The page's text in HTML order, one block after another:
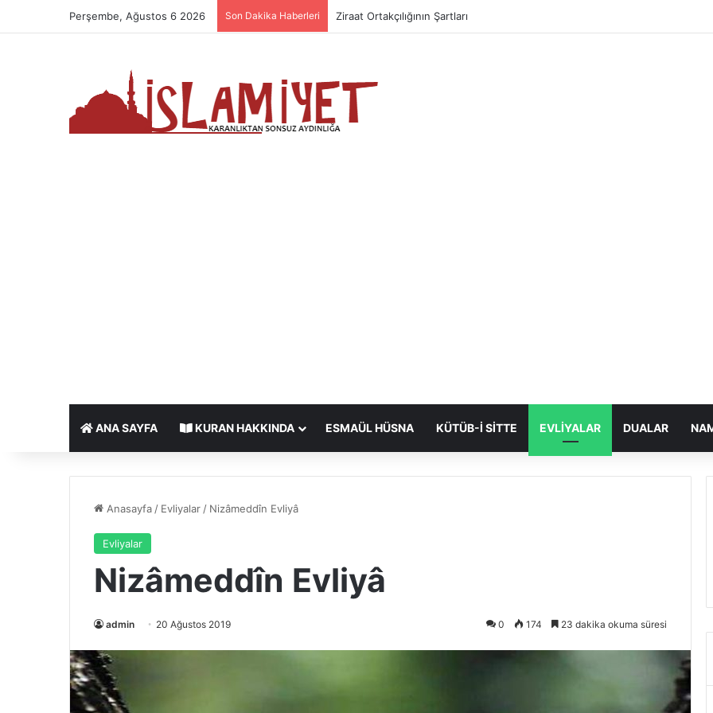
Perşembe, Ağustos 6 2026 Son Dakika Haberleri Ziraat Ortakçılığının Şartları
ANA SAYFA KURAN HAKKINDA ESMAÜL HÜSNA KÜTÜB-I SITTE EVLIYALAR DUALAR
Anasayfa / Evliyalar / Nizâmeddîn Evliyâ
Evliyalar
Nizâmeddîn Evliyâ
admin 20 Ağustos 2019 0 174 23 dakika okuma süresi